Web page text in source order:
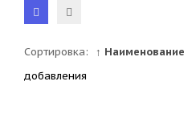
Сортировка: ↑ Наименование
добавления